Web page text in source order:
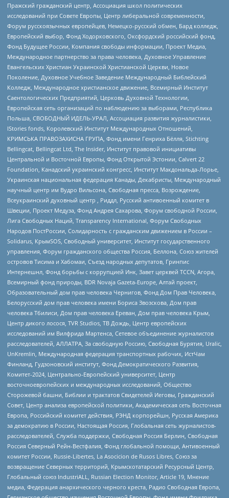
Пражский гражданский центр, Ассоциация школ политических
исследований при Совете Европы, Центр либеральной современности,
Форум русскоязычных европейцев, Немецко-русский обмен, Бард колледж,
Европейский выбор, Фонд Ходорковского, Оксфордский российский фонд,
Фонд Будущее России, Компания свободы информации, Проект Медиа,
Международное партнерство за права человека, Духовное Управление
Евангельских Христиан Украинской Христианской Церкви, Новое
Поколение, Духовное Учебное Заведение Международный Библейский
Колледж, Международное христианское движение, Всемирный Институт
Саентологических Предприятий, Церковь Духовной Технологии,
Европейская сеть организаций по наблюдению за выборами, Республика
Польша, СВОБОДНЫЙ ИДЕЛЬ-УРАЛ, Ассоциация развития журналистики,
IStories fonds, Королевский Институт Международных Отношений,
КРИМСЬКА ПРАВОЗАХИСНА ГРУПА, Фонд имени Генриха Бёлля, Stichting
Bellingcat, Bellingcat Ltd, The Insider, Институт правовой инициативы
Центральной и Восточной Европы, Фонд Открытой Эстонии, Calvert 22
Foundation, Канадский украинский конгресс, Институт Макдональда-Лорье,
Украинская национальная федерация Канады, Декабристы, Международный
научный центр им Вудро Вильсона, Свободная пресса, Возрождение,
Всеукраинский духовный центр , Риддл, Русский антивоенный комитет в
Швеции, Проект Медуза, Фонд Андрея Сахарова, Форум свободной России,
Лига Свободных Наций, Transparеncy International, Форум Свободных
Народов ПостРоссии, Солидарность с гражданским движением в России –
Solidarus, КрымSOS, Свободный университет, Институт государственного
управления, Форум гражданского общества Россия, Беллона, Союз жителей
островов Тисима и Хабомаи, Съезд народных депутатов, Гринпис
Интернешнл, Фонд борьбы с коррупцией Инк, Завет церквей TCCN, Агора,
Всемирный фонд природы, BDR Novaja Gazeta-Europe, Алтай проект,
Образовательный дом прав человека Чернигов, Фонд Дом Прав Человека,
Белорусский дом прав человека имени Бориса Звозскова, Дом прав
человека Тбилиси, Дом прав человека Ереван, Дом прав человека Крым,
Центр дикого лосося, TVR Studios, ТВ Дождь, Центр европейских
исследований им Вилфрида Мартенса, Сетевое объединение журналистов
расследователей, АЛЛАТРА, За свободную Россию, Свободная Бурятия, Uralic,
UnKremlin, Международная федерация транспортных рабочих, ИстЧам
Финланд, Гудзоновский институт, Фонд Демократического Развития,
Комитет-2024, Центрально-Европейский университет, Центр
восточноевропейских и международных исследований, Общество
Сторожевой башни, Библии и трактатов Свидетелей Иеговы, Гражданский
Совет, Центр анализа европейской политики, Академическая сеть Восточная
Европа, Российский комитет действия, РЭНД корпорейшн, Русская Америка
за демократию в России, Настоящая Россия, Глобальная сеть журналистов-
расследователей, Служба поддержки, Свободная Россия Берлин, Свободная
Россия Северный Рейн-Вестфалия, Фонд глобальной помощи, Антивоенный
комитет России, Russie-Libertes, La Asocicion de Rusos Libres, Союз за
возвращение Северных территорий, Крымскотатарский Ресурсный Центр,
Глобальный союз IndustriALL, Russian Election Monitor, Article 19, Мнение
медиа, Федерация анархического черного креста, Радио Свободная Европа,